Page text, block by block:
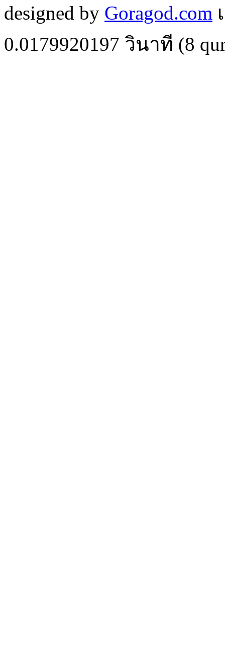
designed by Goragod.com
0.0179920197 วินาที (8